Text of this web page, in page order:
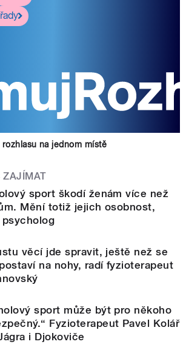
na jednom místě
ZAJÍMAT
sport škodí ženám více než
Mění totiž jejich osobnost,
věcí jde spravit, ještě než se
na nohy, radí fyzioterapeut
sport může být pro někoho
Fyzioterapeut Pavel Kolář
i Djokoviče